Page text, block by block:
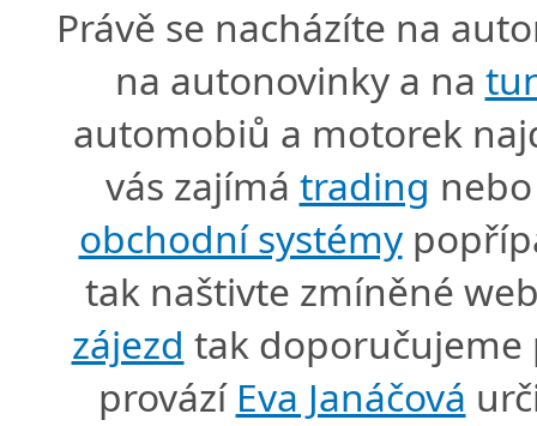
Právě se nacházíte na
na autonovinky a na
automobiů a motorek
vás zajímá trading
obchodní systémy
tak naštivte zmíněné
zájezd tak doporučujeme
provází Eva Janáčová